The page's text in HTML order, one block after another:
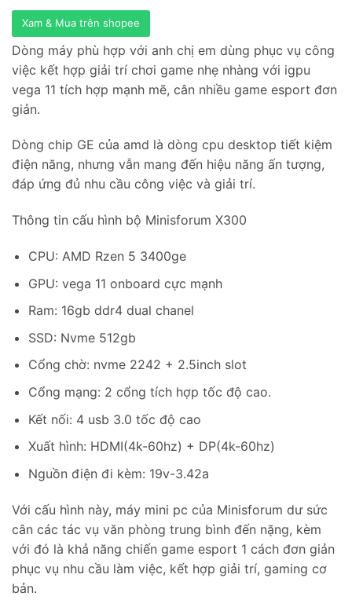
Xam & Mua trên shopee
Dòng máy phù hợp với anh chị em dùng phục vụ công
việc kết hợp giải trí chơi game nhẹ nhàng với igpu
vega 11 tích hợp mạnh mẽ, cân nhiều game esport đơn
giản.
Dòng chip GE của amd là dòng cpu desktop tiết kiệm
điện năng, nhưng vẫn mang đến hiệu năng ấn tượng,
đáp ứng đủ nhu cầu công việc và giải trí.
Thông tin cấu hình bộ Minisforum X300
CPU: AMD Rzen 5 3400ge
GPU: vega 11 onboard cực mạnh
Ram: 16gb ddr4 dual chanel
SSD: Nvme 512gb
Cổng chờ: nvme 2242 + 2.5inch slot
Cổng mạng: 2 cổng tích hợp tốc độ cao.
Kết nối: 4 usb 3.0 tốc độ cao
Xuất hình: HDMI(4k-60hz) + DP(4k-60hz)
Nguồn điện đi kèm: 19v-3.42a
Với cấu hình này, máy mini pc của Minisforum dư sức
cân các tác vụ văn phòng trung bình đến nặng, kèm
với đó là khả năng chiến game esport 1 cách đơn giản
phục vụ nhu cầu làm việc, kết hợp giải trí, gaming cơ
bản.